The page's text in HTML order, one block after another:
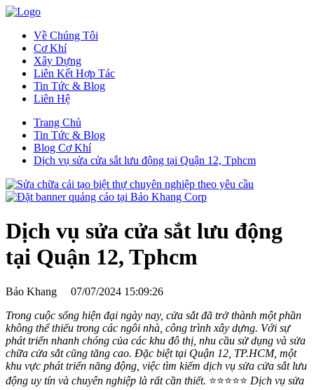
Về Chúng Tôi
Cơ Khí
Xây Dựng
Liên Kết Hợp Tác
Tin Tức & Blog
Liên Hệ
Trang Chủ
Tin Tức & Blog
Blog Cơ Khí
Dịch vụ sửa cửa sắt lưu động tại Quận 12, Tphcm
Dịch vụ sửa cửa sắt lưu động
tại Quận 12, Tphcm
Bảo Khang 07/07/2024 15:09:26
Trong cuộc sống hiện đại ngày nay, cửa sắt đã trở thành một phần
không thể thiếu trong các ngôi nhà, công trình xây dựng. Với sự
phát triển nhanh chóng của các khu đô thị, nhu cầu sử dụng và sửa
chữa cửa sắt cũng tăng cao. Đặc biệt tại Quận 12, TP.HCM, một
khu vực phát triển năng động, việc tìm kiếm dịch vụ sửa cửa sắt lưu
động uy tín và chuyên nghiệp là rất cần thiết. ⭐⭐⭐⭐⭐ Dịch vụ sửa